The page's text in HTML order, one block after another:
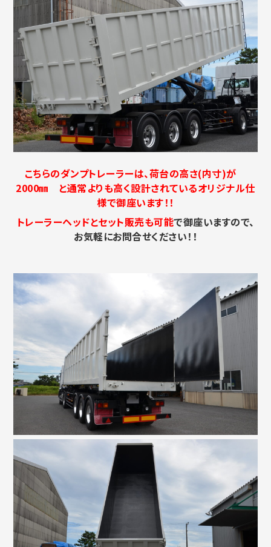
こちらのダンプトレーラーは、荷台の高さ(内寸)が
2000㎜ と通常よりも高く設計されているオリジナル仕
様で御座います！！
トレーラーヘッドとセット販売も可能で御座いますので、
お気軽にお問合せください！！